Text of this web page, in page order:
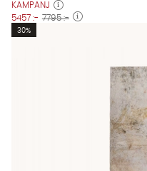
KAMPANJ
5457 :- 7795 :-
30%